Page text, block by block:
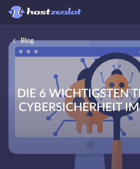
Blog
DIE 6 WICHTIGSTEN
CYBERSICHERHEIT